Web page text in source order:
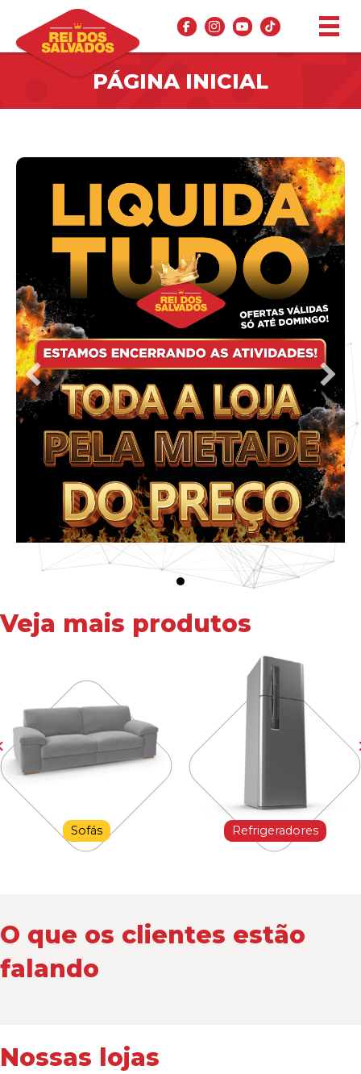
PÁGINA INICIAL
Veja mais produtos
Sofás Refrigeradores
O que os clientes estão
falando
Nossas lojas